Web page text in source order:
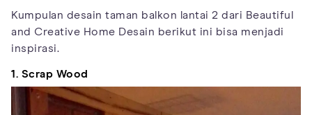
Kumpulan desain taman balkon lantai 2 dari Beautiful
and Creative Home Desain berikut ini bisa menjadi
inspirasi.
1. Scrap Wood